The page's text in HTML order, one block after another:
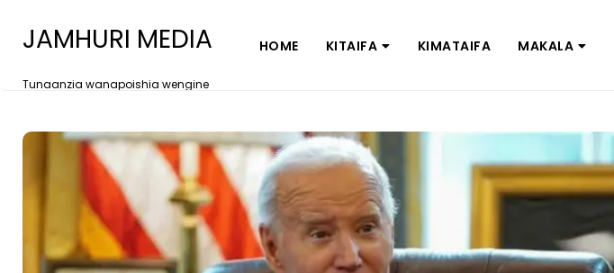
JAMHURI MEDIA
Tunaanzia wanapoishia wengine
HOME KITAIFA KIMATAIFA MAKALA